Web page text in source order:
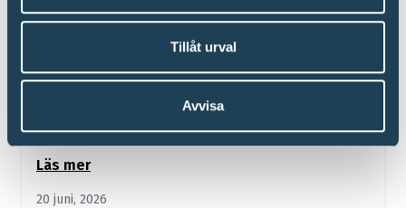
Tillåt urval
Avvisa
någon gång tidigare, på Världsflyktingdagen
uppmärksammar vi alla de människor som...
Läs mer
20 juni, 2026